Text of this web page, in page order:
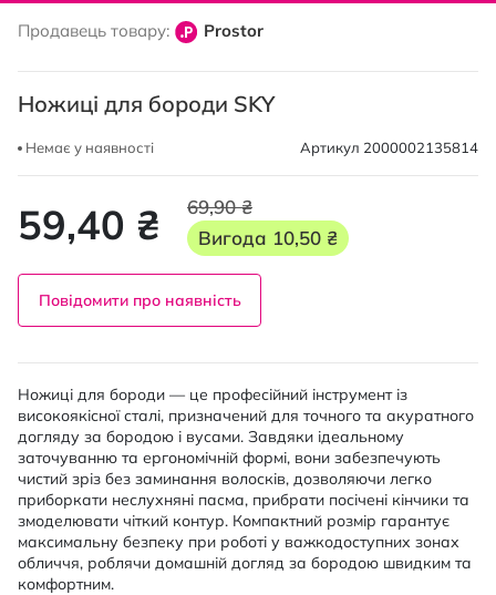
Продавець товару: Prostor
Ножиці для бороди SKY
Немає у наявності Артикул 2000002135814
59,40 ₴
69,90 ₴
Вигода 10,50 ₴
Повідомити про наявність
Ножиці для бороди — це професійний інструмент із
високоякісної сталі, призначений для точного та акуратного
догляду за бородою і вусами. Завдяки ідеальному
заточуванню та ергономічній формі, вони забезпечують
чистий зріз без заминання волосків, дозволяючи легко
приборкати неслухняні пасма, прибрати посічені кінчики та
змоделювати чіткий контур. Компактний розмір гарантує
максимальну безпеку при роботі у важкодоступних зонах
обличчя, роблячи домашній догляд за бородою швидким та
комфортним.